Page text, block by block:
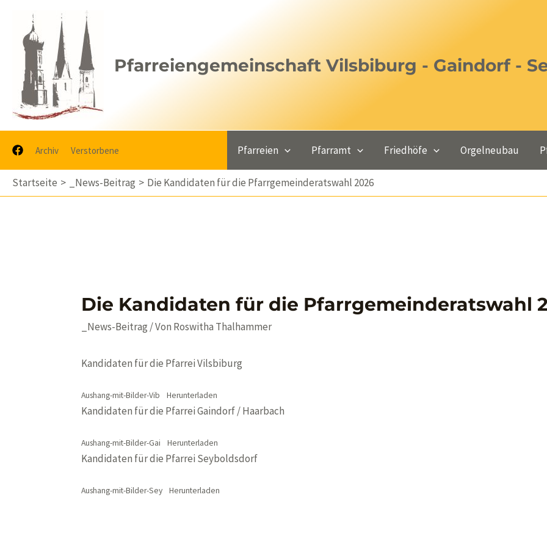
springen
Pfarreiengemeinschaft Vilsbiburg - Gaindorf -
Archiv Verstorbene Pfarreien Pfarramt Friedhöfe Orgelneubau
Startseite _News-Beitrag Die Kandidaten für die Pfarrgemeinderatswahl 2026
Die Kandidaten für die Pfarrgemeinderatswahl
_News-Beitrag / Von Roswitha Thalhammer
Kandidaten für die Pfarrei Vilsbiburg
Aushang-mit-Bilder-Vib Herunterladen
Kandidaten für die Pfarrei Gaindorf / Haarbach
Aushang-mit-Bilder-Gai Herunterladen
Kandidaten für die Pfarrei Seyboldsdorf
Aushang-mit-Bilder-Sey Herunterladen